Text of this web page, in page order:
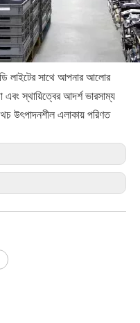
লাইটের সাথে আপনার আলোর
স্থায়িত্বের আদর্শ ভারসাম্য
উৎপাদনশীল এলাকায় পরিণত